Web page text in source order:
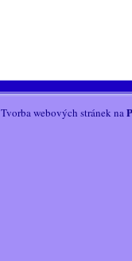
Tvorba webových stránek na